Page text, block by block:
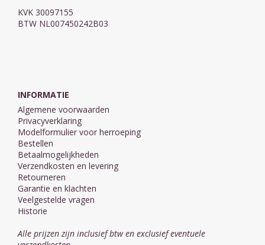
KVK 30097155
BTW NL007450242B03
INFORMATIE
Algemene voorwaarden
Privacyverklaring
Modelformulier voor herroeping
Bestellen
Betaalmogelijkheden
Verzendkosten en levering
Retourneren
Garantie en klachten
Veelgestelde vragen
Historie
Alle prijzen zijn inclusief btw en exclusief eventuele